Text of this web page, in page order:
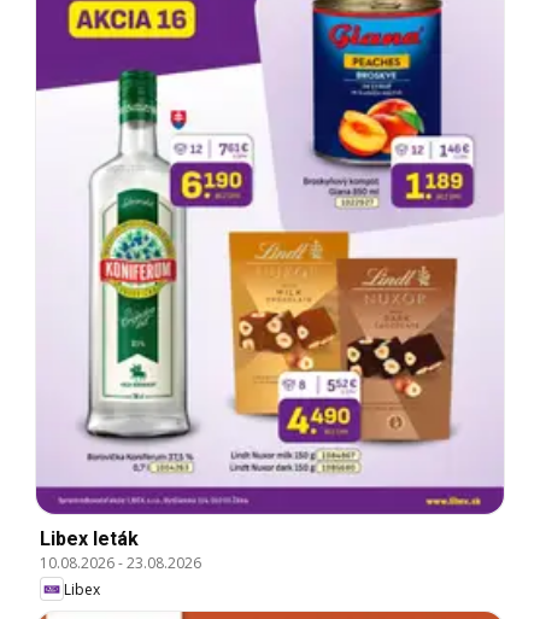
Libex leták
10.08.2026-23.08.2026
Libex